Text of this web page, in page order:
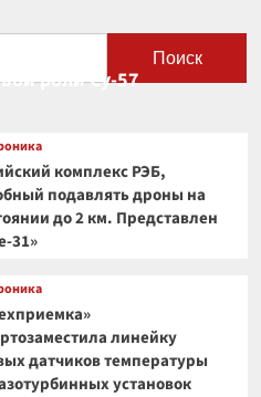
Поиск
роли Су-57
комплекс РЭБ,
подавлять дроны на
до 2 км. Представлен
31»
линейку
датчиков температуры
установок